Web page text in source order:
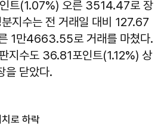
트(1.07%) 오른 3514.47로 장
지수는 전 거래일 대비 127.67
1만4663.55로 거래를 마쳤다.
지수도 36.81포인트(1.12%) 상
닫았다.
로 하락